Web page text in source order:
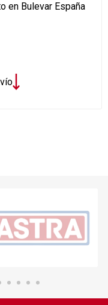
en Bulevar España